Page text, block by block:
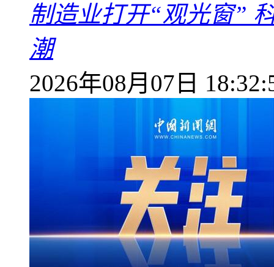
制造业打开“观光窗”
潮
2026年08月07日